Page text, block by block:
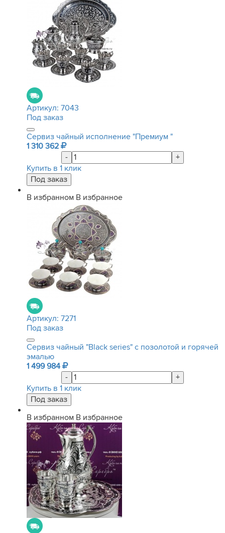
Артикул: 7043
Под заказ
Сервиз чайный исполнение "Премиум "
1 310 362
-
+
Купить в 1 клик
В избранном В избранное
Артикул: 7271
Под заказ
Сервиз чайный "Black series" с позолотой и горячей
эмалью
1 499 984
-
+
Купить в 1 клик
В избранном В избранное